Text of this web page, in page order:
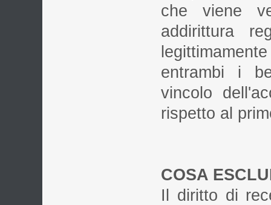
che viene
addirittura
entrambi i
vincolo
rispetto al
COSA
Il diritto di